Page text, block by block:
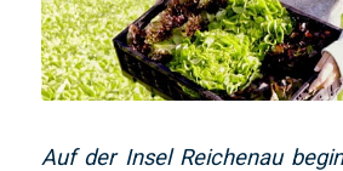
Auf der Insel Reichenau